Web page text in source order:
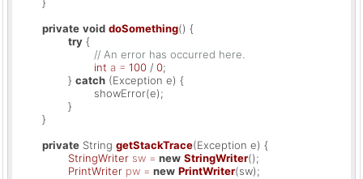
private void doSomething() {
try {
// An error has occurred here.
int a = 100 / 0;
		}
catch (Exception e) {
private String getStackTrace(Exception e) {
StringWriter sw = new StringWriter();
PrintWriter pw = new PrintWriter(sw);